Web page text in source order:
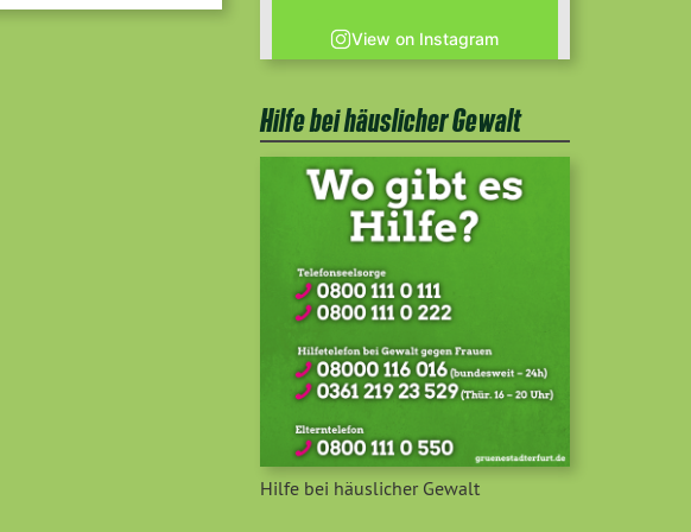
View on Instagram
Hilfe bei häuslicher Gewalt
Hilfe bei häuslicher Gewalt